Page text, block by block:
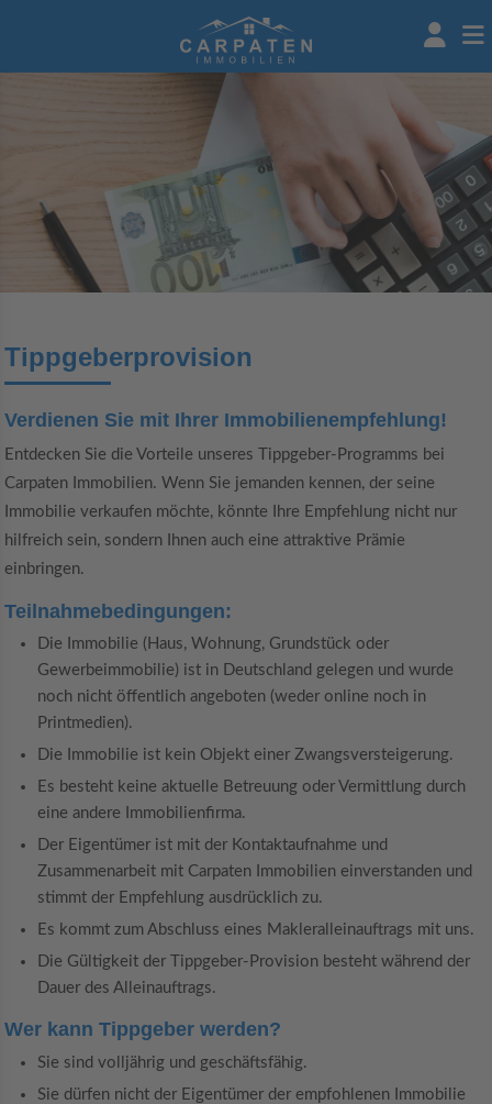
Tippgeberprovision
Verdienen Sie mit Ihrer Immobilienempfehlung!
Entdecken Sie die Vorteile unseres Tippgeber-Programms bei
Carpaten Immobilien. Wenn Sie jemanden kennen, der seine
Immobilie verkaufen möchte, könnte Ihre Empfehlung nicht nur
hilfreich sein, sondern Ihnen auch eine attraktive Prämie
einbringen.
Teilnahmebedingungen:
Die Immobilie (Haus, Wohnung, Grundstück oder
Gewerbeimmobilie) ist in Deutschland gelegen und wurde
noch nicht öffentlich angeboten (weder online noch in
Printmedien).
Die Immobilie ist kein Objekt einer Zwangsversteigerung.
Es besteht keine aktuelle Betreuung oder Vermittlung durch
eine andere Immobilienfirma.
Der Eigentümer ist mit der Kontaktaufnahme und
Zusammenarbeit mit Carpaten Immobilien einverstanden und
stimmt der Empfehlung ausdrücklich zu.
Es kommt zum Abschluss eines Makleralleinauftrags mit uns.
Die Gültigkeit der Tippgeber-Provision besteht während der
Dauer des Alleinauftrags.
Wer kann Tippgeber werden?
Sie sind volljährig und geschäftsfähig.
Sie dürfen nicht der Eigentümer der empfohlenen Immobilie